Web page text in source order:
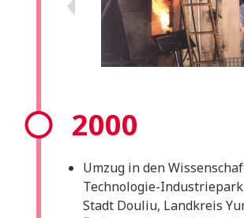
2000
Umzug in den
Technologie-
Stadt Douliu, Landkreis